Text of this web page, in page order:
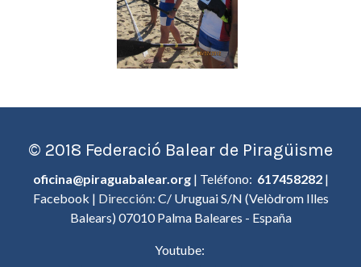
© 2018 Federació Balear de Piragüisme
oficina@piraguabalear.org| Teléfono: 617458282|
Facebook | Dirección: C/ Uruguai S/N (Velòdrom Illes
Balears) 07010 Palma Baleares - España
Youtube: